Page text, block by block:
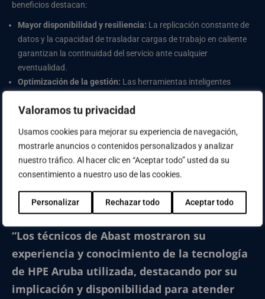
Valoramos tu privacidad
Usamos cookies para mejorar su experiencia de navegación,
mostrarle anuncios o contenidos personalizados y analizar
nuestro tráfico. Al hacer clic en “Aceptar todo” usted da su
consentimiento a nuestro uso de las cookies.
Personalizar Rechazar todo Aceptar todo
beneficios destacan:
Mayor disponibilidad y resiliencia: La replicación constante de
datos y la capacidad de trasladar cargas de trabajo en caliente
garantizan la continuidad del servicio ante cualquier
eventualidad.
Optimización de la gestión: Las herramientas inteligentes
fiabilidad del sistema, reduciendo tiempos de inactividad y
integrando toda la gestión de la infraestructura desde la nube
Infraestructura preparada para el futuro:
El Parlament cuenta
ahora con una base tecnológica escalable, eficiente y lista para
“Los técnicos de Abast mostraron su
experiencia y conocimiento de la tecnología
de HPE Aruba utilizada, destacando por su
implicación y disponibilidad para atender